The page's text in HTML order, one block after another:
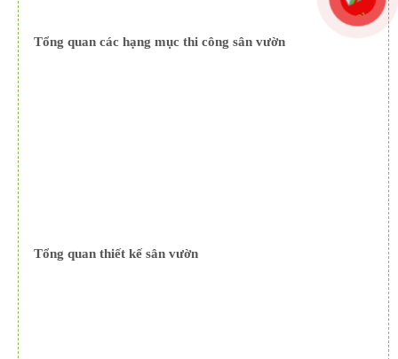
Tổng quan các hạng mục thi công sân vườn
Tổng quan thiết kế sân vườn